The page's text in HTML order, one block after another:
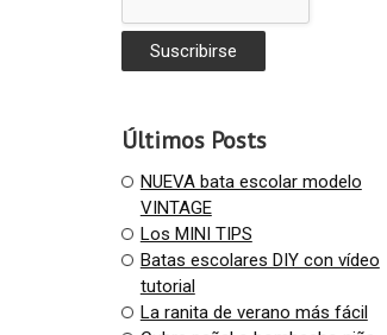
Últimos Posts
NUEVA bata escolar modelo
VINTAGE
Los MINI TIPS
Batas escolares DIY con vídeo
tutorial
La ranita de verano más fácil